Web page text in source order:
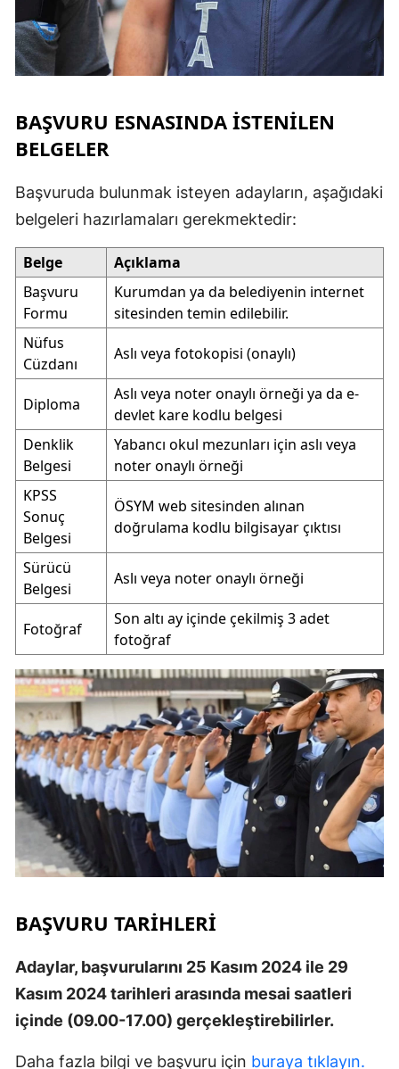
BAŞVURU ESNASINDA İSTENILEN
BELGELER
Başvuruda bulunmak isteyen adayların, aşağıdaki
belgeleri hazırlamaları gerekmektedir:
Belge
Açıklama
Başvuru
Formu
Kurumdan ya da belediyenin internet
sitesinden temin edilebilir.
Nüfus
Cüzdanı
Aslı veya fotokopisi (onaylı)
Diploma
Aslı veya noter onaylı örneği ya da e-
devlet kare kodlu belgesi
Denklik
Belgesi
Yabancı okul mezunları için aslı veya
noter onaylı örneği
KPSS
Sonuç
Belgesi
ÖSYM web sitesinden alınan
doğrulama kodlu bilgisayar çıktısı
Sürücü
Belgesi
Aslı veya noter onaylı örneği
Fotoğraf
Son altı ay içinde çekilmiş 3 adet
fotoğraf
BAŞVURU TARIHLERI
Adaylar, başvurularını 25 Kasım 2024 ile 29
Kasım 2024 tarihleri arasında mesai saatleri
içinde (09.00-17.00) gerçekleştirebilirler.
Daha fazla bilgi ve başvuru için buraya tıklayın.